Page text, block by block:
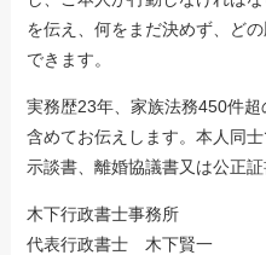
を伝え、何をまだ決めず、ど
できます。
実務歴23年、家族法務450件
含めてお伝えします。本人同
示談書、離婚協議書又は公正証
木下行政書士事務所
代表行政書士 木下賢一